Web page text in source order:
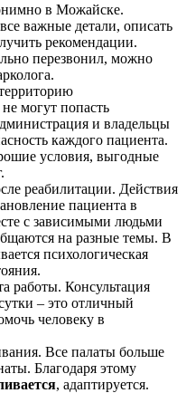
в Можайске.
важные детали, описать
рекомендации.
перезвонил, можно
могут попасть
и владельцы
каждого пациента.
условия, выгодные
реабилитации. Действия
пациента в
с зависимыми людьми
на разные темы. В
психологическая
работы. Консультация
– это отличный
человеку в
Все палаты больше
Благодаря этому
, адаптируется.